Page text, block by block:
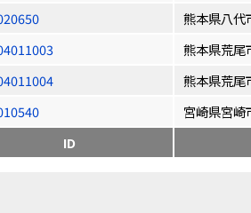
熊本県八代
熊本県荒尾
熊本県荒尾
宮崎県宮崎
ID